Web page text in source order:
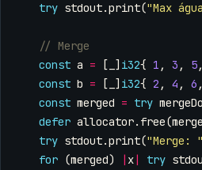
try stdout.print("Max
const a = [ ] i32{ 1 , 3 , 5,
const b = [ ] i32{ 2 , 4 , 6 ,
const merged = try
defer allocator. free(
try stdout.print("Merge: "
for (merged) | x| try